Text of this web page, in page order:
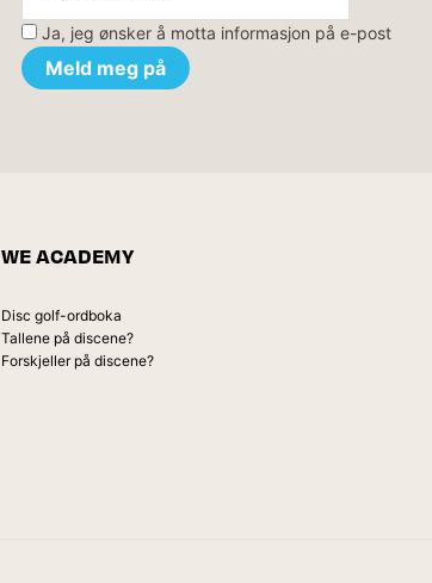
Ja, jeg ønsker å motta informasjon på e-post
WE ACADEMY
Disc golf-ordboka
Tallene på discene?
Forskjeller på discene?